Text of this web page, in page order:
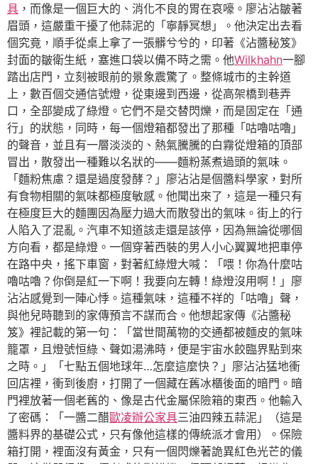
具 ，而像是一個巨大的、消化不良的胃在哀嚎。廖沾沾皺著
眉頭，這嚴重干擾了他蒜泥的「寧靜冥想」。他決定出去看
個究竟，順手從桌上拿了一張髒兮兮的，印著《沾醬秘笈》
封面的皺衛生紙，塞進口袋以備不時之需。他Wilkhahn一腳
踏出店門，立刻被眼前的景象震驚了。整條城市的主幹道
上，數百個交通信號燈，從東邊到西邊，從高架橋到巷弄
口，全部變成了綠燈。它們不是交替閃爍，而是固定在「通
行」的狀態，同時，每一個燈箱都發出了那種「咕嚕咕嚕」
的聲音，並且有一層淡淡的、熱氣騰騰的白霧從燈箱的頂部
冒出，散發出一種難以名狀的——麵粉蒸煮過頭的氣味。
「麵粉焦慮？還是過度發酵？」廖沾沾是個醬料學家，對所
有食物相關的氣味都極度敏感。他聞出來了，這是一種只有
在極度巨大的麵團因為壓力過大而散發出的氣味。街上的行
人陷入了混亂。汽車不知道該走還是該停，因為無論從哪個
方向看，都是綠燈。一個穿著西裝的男人小心翼翼地把車停
在路中央，搖下車窗，對著紅綠燈大喊：「喂！你為什麼咕
嚕咕嚕？你倒是紅一下啊！我要向左轉！綠燈沒用啊！」廖
沾沾感覺到一陣心悸。這種氣味，這種不祥的「咕嚕」聲，
與他兒時聽到的家傳預言不謀而合。他想起家傳《沾醬秘
笈》裡記載的第一句：「當世間萬物的交通都被麵皮的氣味
籠罩，且燈號恒綠、聲如湯沸時，便是宇宙水餃臨界點到來
之時。」「七點五個地球年…怎麼這麼快？」廖沾沾猛地衝
回店裡，衝到後廚，打開了一個藏在舊冰櫃後面的暗門。暗
門裡放著一個老舊的、像是古代金屬保險箱的東西。他輸入
了密碼：「一醬二醋歐凌辦公家具三油四辣五蒜泥」（這是
醬料界的基礎公式，只有像他這樣的傳統派才會用）。保險
箱打開，裡面沒有黃金，只有一個閃爍著詭異紅色光芒的儀